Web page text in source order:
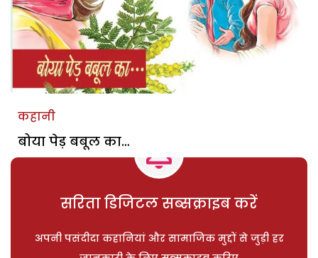
कहानी
बोया पेड़ बबूल का…
सरिता डिजिटल सब्सक्राइब करें
अपनी पसंदीदा कहानियां और सामाजिक मुद्दों से जुड़ी हर